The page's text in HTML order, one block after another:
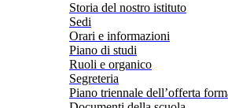
Storia del nostro istituto
Sedi
Orari e informazioni
Piano di studi
Ruoli e organico
Segreteria
Piano triennale dell’offerta